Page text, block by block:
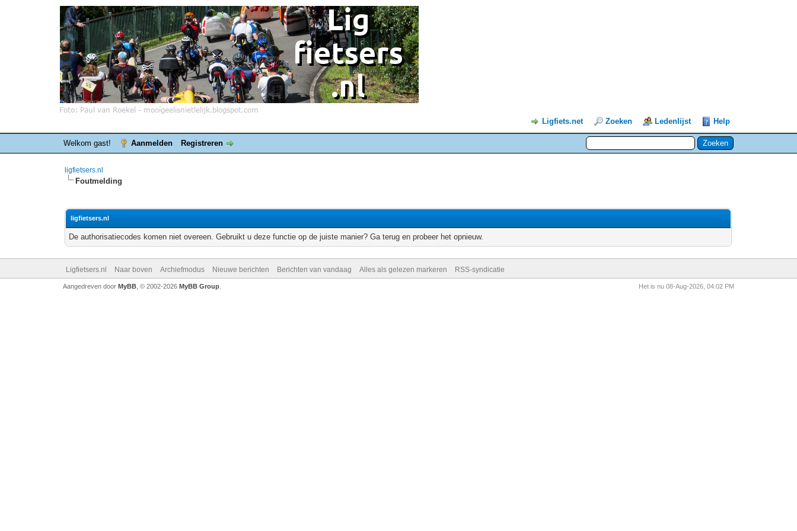
Ligfiets.net Zoeken Ledenlijst Help
Welkom gast! Aanmelden Registreren
ligfietsers.nl
Foutmelding
ligfietsers.nl
De authorisatiecodes komen niet overeen. Gebruikt u deze functie op de juiste manier? Ga terug en probeer het opnieuw.
Ligfietsers.nl Naar boven Archiefmodus Nieuwe berichten Berichten van vandaag Alles als gelezen markeren RSS-syndicatie
Het is nu 08-Aug-2026, 04:02 PM
Aangedreven door MyBB, © 2002-2026 MyBB Group.